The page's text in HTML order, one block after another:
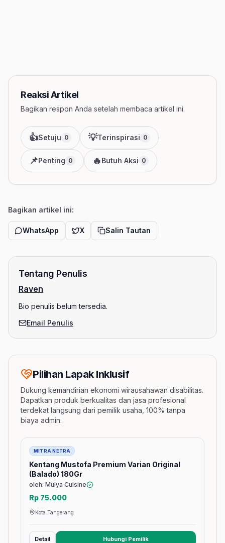
Reaksi Artikel
Bagikan respon Anda setelah membaca artikel ini.
👍Setuju 0 💡Terinspirasi 0
📌Penting 0 🔥Butuh Aksi 0
Bagikan artikel ini:
WhatsApp X Salin Tautan
Tentang Penulis
Raven
Bio penulis belum tersedia.
Email Penulis
Pilihan Lapak Inklusif
Dukung kemandirian ekonomi wirausahawan disabilitas.
Dapatkan produk berkualitas dan jasa profesional
terdekat langsung dari pemilik usaha, 100% tanpa
biaya admin.
Barang
MITRA NETRA
Kentang Mustofa Premium Varian Original
(Balado) 180Gr
oleh: Mulya Cuisine
Rp 75.000
Kota Tangerang
Detail Hubungi Pemilik